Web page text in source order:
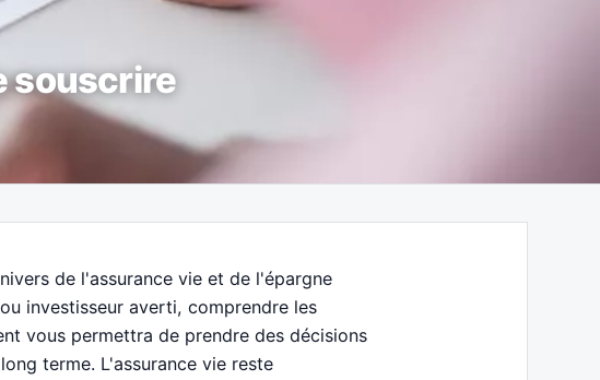
souscrire
de l'assurance vie et de l'épargne
investisseur averti, comprendre les
vous permettra de prendre des décisions
terme. L'assurance vie reste